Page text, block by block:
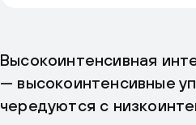
Высокоинтенсивная
— высокоинтенсивные
чередуются с